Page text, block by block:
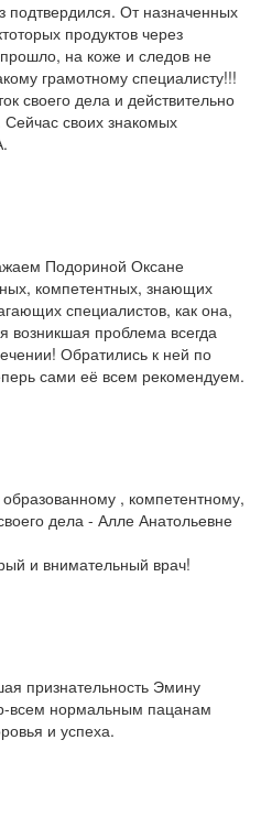
подтвердился. От назначенных
продуктов через
на коже и следов не
грамотному специалисту!!!
своего дела и действительно
своих знакомых
Подориной Оксане
компетентных, знающих
специалистов, как она,
возникшая проблема всегда
Обратились к ней по
сами её всем рекомендуем.
, компетентному,
дела - Алле Анатольевне
и внимательный врач!
признательность Эмину
всем нормальным пацанам
и успеха.